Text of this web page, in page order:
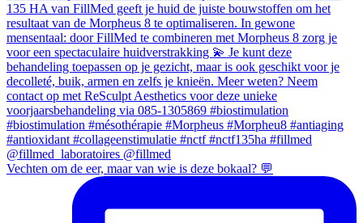
Vechten om de eer, maar van wie is deze bokaal? 💬